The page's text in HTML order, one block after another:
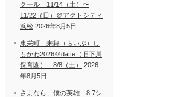
クール 11/14（土）〜
11/22（日）＠アクトシティ
浜松 2026年8月5日
東栄町 来舞（らいぶ）し
もかわ2026＠datte（旧下川
保育園） 8/8（土）
2026
年8月5日
さよなら、僕の英雄 8.7シ